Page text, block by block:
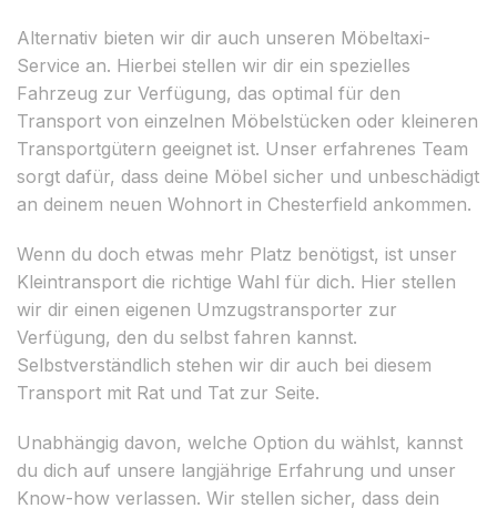
Alternativ bieten wir dir auch unseren Möbeltaxi-
Service an. Hierbei stellen wir dir ein spezielles
Fahrzeug zur Verfügung, das optimal für den
Transport von einzelnen Möbelstücken oder kleineren
Transportgütern geeignet ist. Unser erfahrenes Team
sorgt dafür, dass deine Möbel sicher und unbeschädigt
an deinem neuen Wohnort in Chesterfield ankommen.
Wenn du doch etwas mehr Platz benötigst, ist unser
Kleintransport die richtige Wahl für dich. Hier stellen
wir dir einen eigenen Umzugstransporter zur
Verfügung, den du selbst fahren kannst.
Selbstverständlich stehen wir dir auch bei diesem
Transport mit Rat und Tat zur Seite.
Unabhängig davon, welche Option du wählst, kannst
du dich auf unsere langjährige Erfahrung und unser
Know-how verlassen. Wir stellen sicher, dass dein